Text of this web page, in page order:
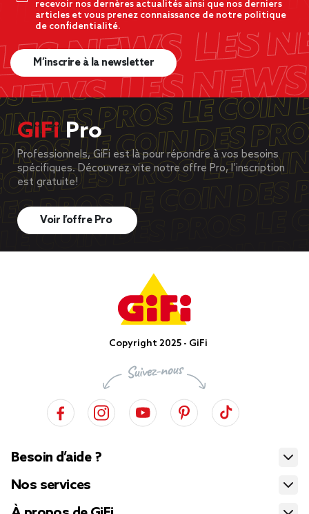
recevoir nos dernères actualités ainsi que nos derniers
articles et vous prenez connaissance de notre politique
de confidentialité.
M’inscrire à la newsletter
GiFiPro
Professionnels, GiFi est là pour répondre à vos besoins
spécifiques. Découvrez vite notre offre Pro, l’inscription
est gratuite!
Voir l’offre Pro
Copyright 2025 - GiFi
Besoin d’aide ?
Nos services